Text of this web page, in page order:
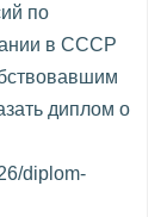
по
в СССР
диплом о
diplom-